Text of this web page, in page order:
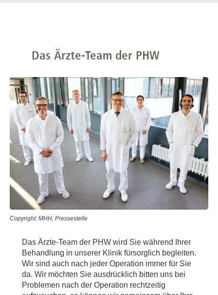
Das Ärzte-Team der PHW
Copyright: MHH, Pressestelle
Das Ärzte-Team der PHW wird Sie während Ihrer
Behandlung in unserer Klinik fürsorglich begleiten.
Wir sind auch nach jeder Operation immer für Sie
da. Wir möchten Sie ausdrücklich bitten uns bei
Problemen nach der Operation rechtzeitig